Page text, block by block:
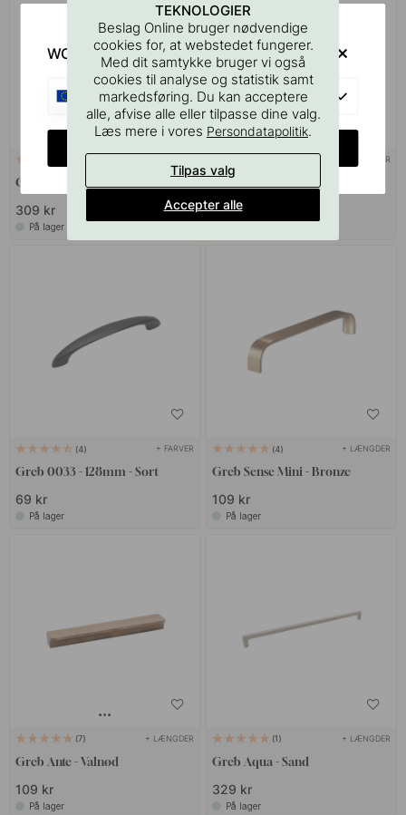
309 kr
På lager
+ FARVER
Greb Riss Big - Mat Hvid
319 kr
4 + FARVER
Greb 0033 - 128mm - Sort
69 kr
På lager
4 + LÆNGDER
Greb Sense Mini - Bronze
109 kr
På lager
7 + LÆNGDER
Greb Ante - Valnød
109 kr
På lager
1 + LÆNGDER
Greb Aqua - Sand
329 kr
På lager
TEKNOLOGIER
Beslag Online bruger nødvendige
cookies for, at webstedet fungerer.
Med dit samtykke bruger vi også
cookies til analyse og statistik samt
markedsføring. Du kan acceptere
alle, afvise alle eller tilpasse dine valg.
Læs mere i vores Persondatapolitik.
Tilpas valg
Accepter alle
WOULD YOU RATHER VISIT?
EU